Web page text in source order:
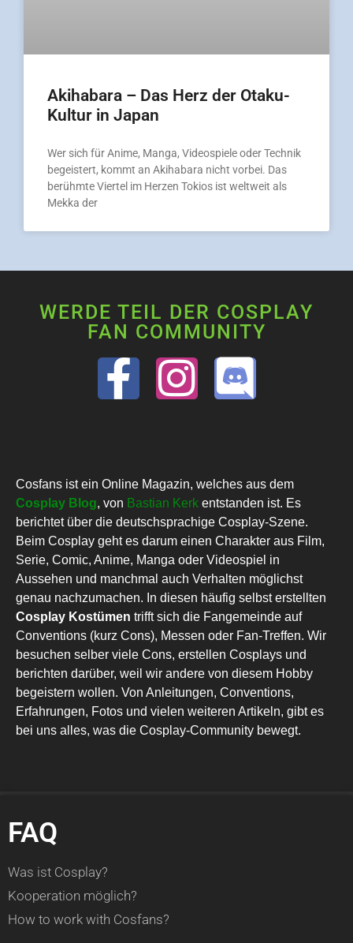
Akihabara – Das Herz der Otaku-
Kultur in Japan
Wer sich für Anime, Manga, Videospiele oder Technik
begeistert, kommt an Akihabara nicht vorbei. Das
berühmte Viertel im Herzen Tokios ist weltweit als
Mekka der
WERDE TEIL DER COSPLAY
FAN COMMUNITY
Cosfans ist ein Online Magazin, welches aus dem
Cosplay Blog, von Bastian Kerk entstanden ist. Es
berichtet über die deutschsprachige Cosplay-Szene.
Beim Cosplay geht es darum einen Charakter aus Film,
Serie, Comic, Anime, Manga oder Videospiel in
Aussehen und manchmal auch Verhalten möglichst
genau nachzumachen. In diesen häufig selbst erstellten
Cosplay Kostümen trifft sich die Fangemeinde auf
Conventions (kurz Cons), Messen oder Fan-Treffen. Wir
besuchen selber viele Cons, erstellen Cosplays und
berichten darüber, weil wir andere von diesem Hobby
begeistern wollen. Von Anleitungen, Conventions,
Erfahrungen, Fotos und vielen weiteren Artikeln, gibt es
bei uns alles, was die Cosplay-Community bewegt.
FAQ
Was ist Cosplay?
Kooperation möglich?
How to work with Cosfans?